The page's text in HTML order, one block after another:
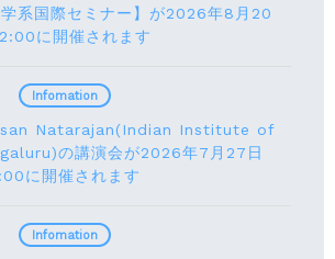
系国際セミナー】が2026年8⽉20
に開催されます
Natarajan(Indian Institute of
の講演会が2026年7月27⽇
に開催されます
Infomation
Infomation